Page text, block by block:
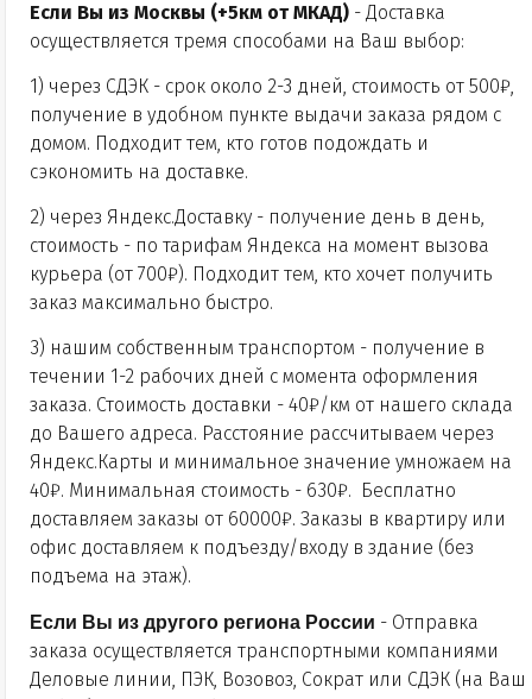
Если Вы из Москвы (+5км от МКАД) - Доставка
осуществляется тремя способами на Ваш выбор:
1) через СДЭК - срок около 2-3 дней, стоимость от 500₽,
получение в удобном пункте выдачи заказа рядом с
домом. Подходит тем, кто готов подождать и
сэкономить на доставке.
2) через Яндекс.Доставку - получение день в день,
стоимость - по тарифам Яндекса на момент вызова
курьера (от 700₽). Подходит тем, кто хочет получить
заказ максимально быстро.
3) нашим собственным транспортом - получение в
течении 1-2 рабочих дней с момента оформления
заказа. Стоимость доставки - 40₽/км от нашего склада
до Вашего адреса. Расстояние рассчитываем через
Яндекс.Карты и минимальное значение умножаем на
40₽. Минимальная стоимость - 630₽. Бесплатно
доставляем заказы от 60000₽. Заказы в квартиру или
офис доставляем к подъезду/входу в здание (без
подъема на этаж).
Если Вы из другого региона России - Отправка
заказа осуществляется транспортными компаниями
Деловые линии, ПЭК, Возовоз, Сократ или СДЭК (на Ваш